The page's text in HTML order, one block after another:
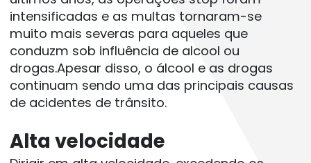
intensificadas e as multas tornaram-se
muito mais severas para aqueles que
conduzm sob influência de alcool ou
drogas.Apesar disso, o álcool e as drogas
continuam sendo uma das principais causas
de acidentes de trânsito.
Alta velocidade